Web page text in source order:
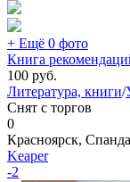
+ Ещё 0 фото
Книга
100 руб.
Литература, книги/
Снят с торгов
0
Красноярск,
Keaper
-2